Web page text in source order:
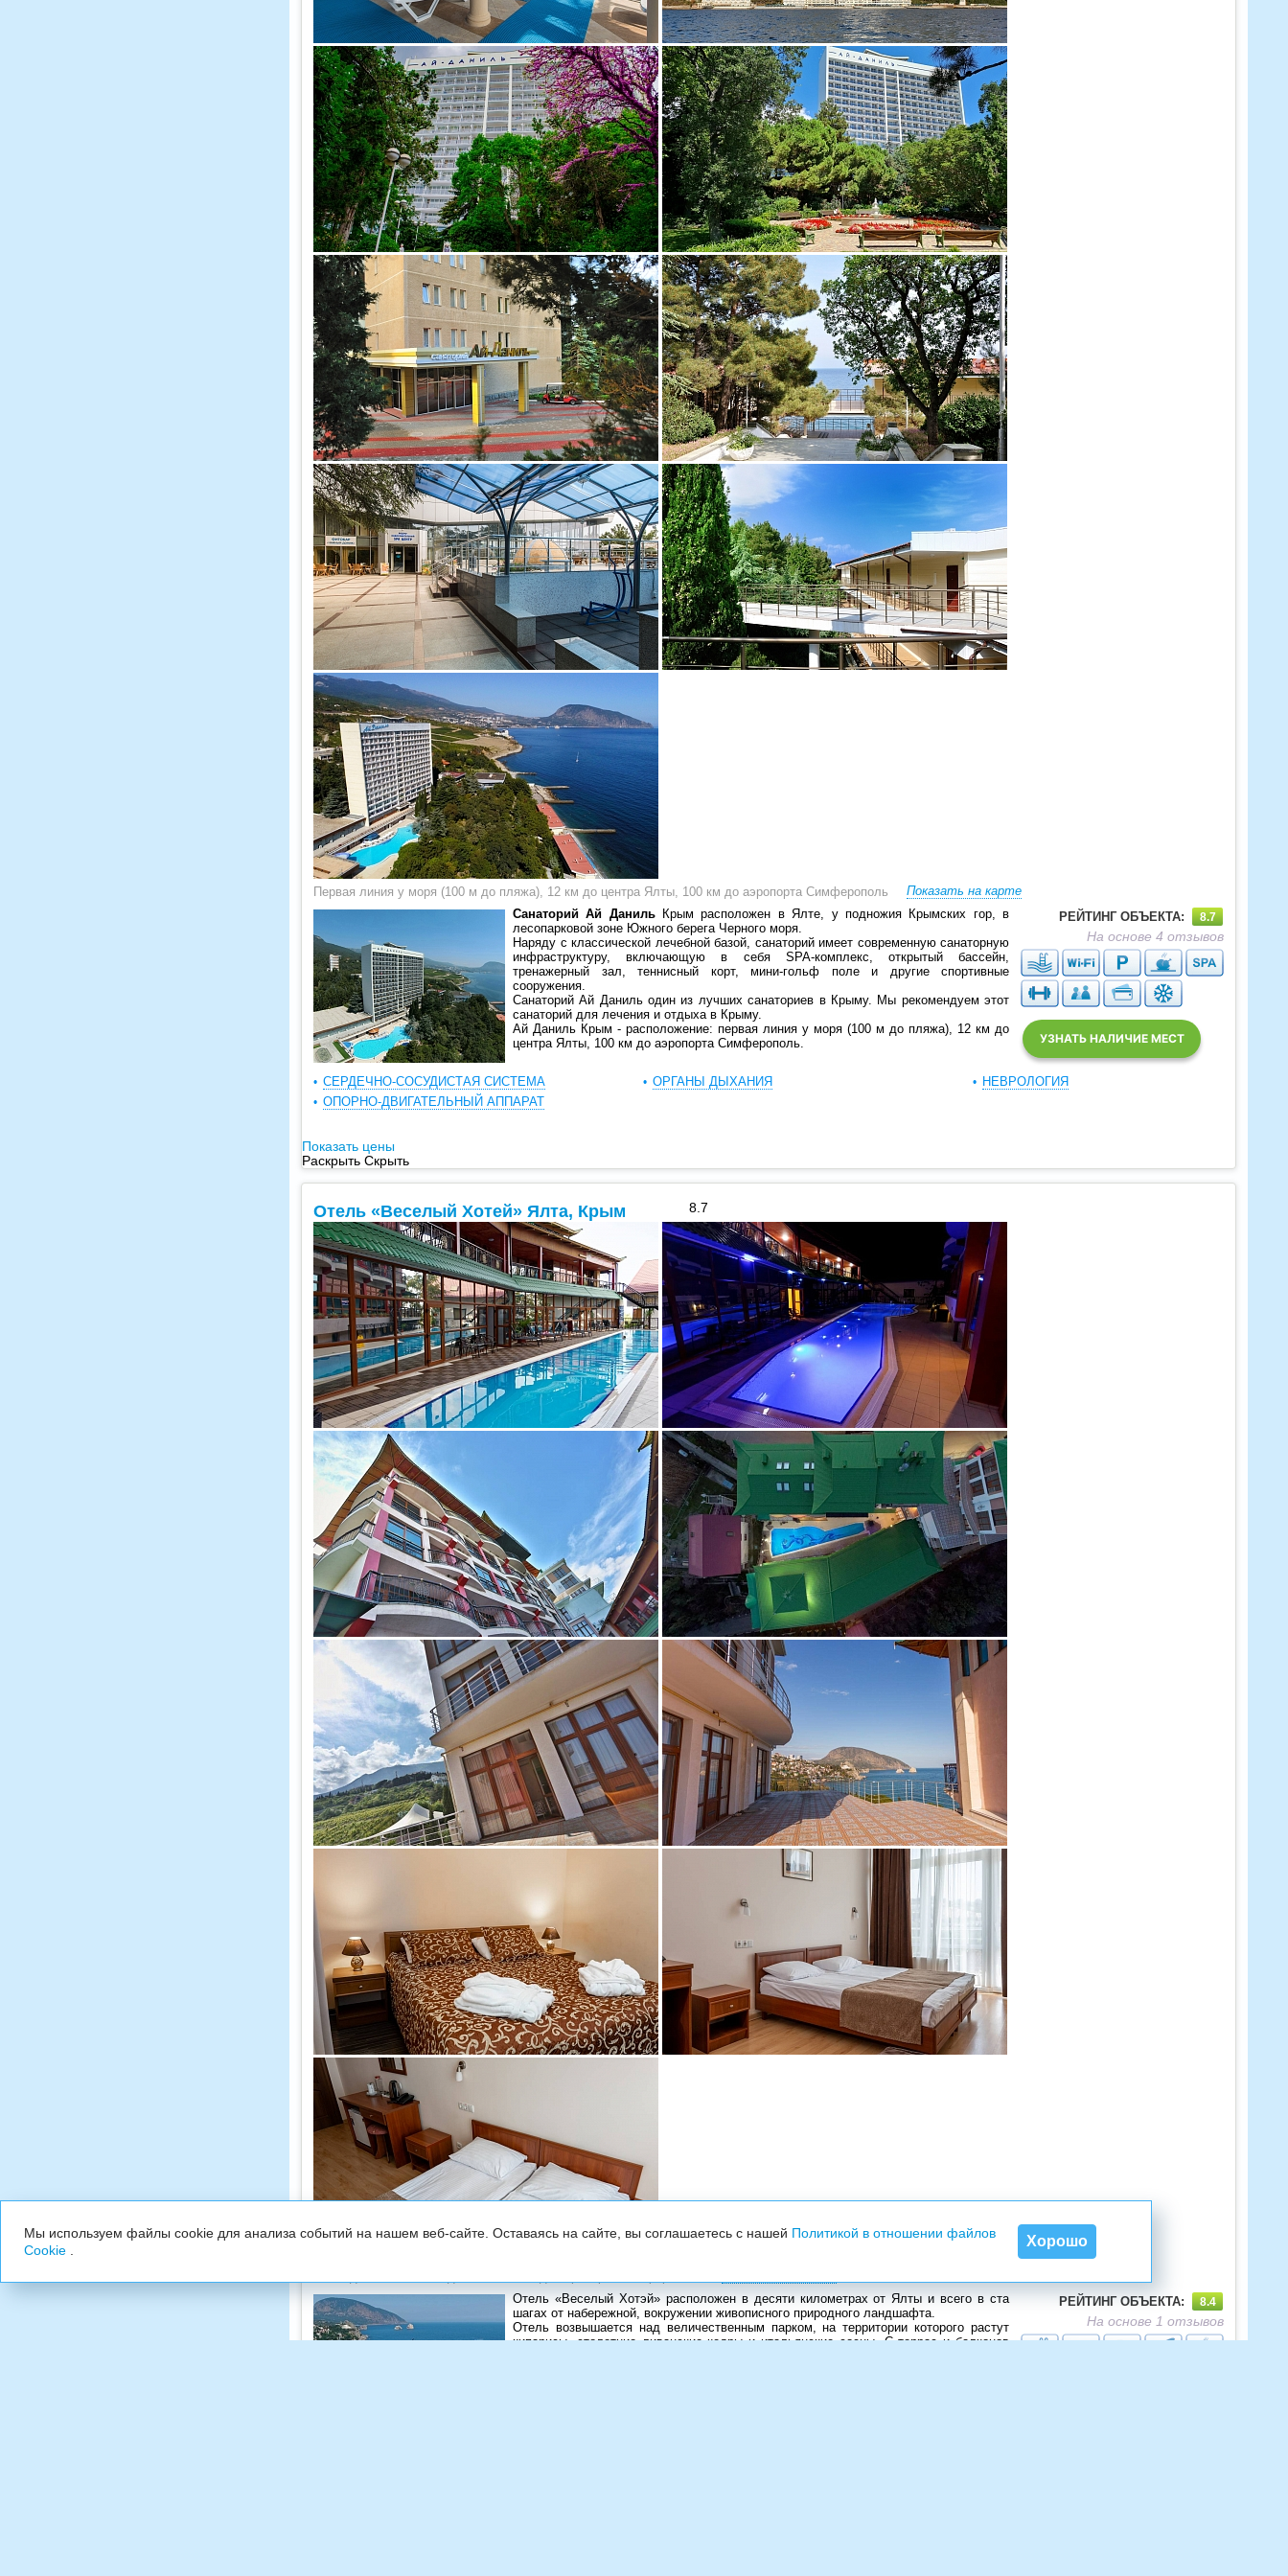
Первая линия у моря (100 м до пляжа), 12 км до центра Ялты, 100 км до аэропорта Симферополь Показать на карте
Санаторий Ай ДанильКрым расположен в Ялте, у подножия Крымских гор, в
лесопарковой зоне Южного берега Черного моря.
Наряду с классической лечебной базой, санаторий имеет современную санаторную
инфраструктуру, включающую в себя SPA-комплекс, открытый бассейн,
тренажерный зал, теннисный корт, мини-гольф поле и другие спортивные
сооружения.
Санаторий Ай Даниль один из лучших санаториев в Крыму. Мы рекомендуем этот
санаторий для лечения и отдыха в Крыму.
Ай Даниль Крым - расположение: первая линия у моря (100 м до пляжа), 12 км до
центра Ялты, 100 км до аэропорта Симферополь.
РЕЙТИНГ ОБЪЕКТА: 8.7
На основе 4 отзывов
УЗНАТЬ НАЛИЧИЕ МЕСТ
СЕРДЕЧНО-СОСУДИСТАЯ СИСТЕМА
ОПОРНО-ДВИГАТЕЛЬНЫЙ АППАРАТ
ОРГАНЫ ДЫХАНИЯ НЕВРОЛОГИЯ
Показать цены
Раскрыть Скрыть
Отель «Веселый Хотей» Ялта, Крым 8.7
Отель «Веселый Хотэй» расположен в десяти километрах от Ялты и всего в ста
шагах от набережной, вокружении живописного природного ландшафта.
Отель возвышается над величественным парком, на территории которого растут
кипарисы, столетние ливанские кедры и итальянские сосны. С террас и балконов
РЕЙТИНГ ОБЪЕКТА: 8.4
На основе 1 отзывов
Мы используем файлы cookie для анализа событий на нашем веб-сайте. Оставаясь на сайте, вы соглашаетесь с нашей Политикой в отношении файлов
Cookie
Хорошо